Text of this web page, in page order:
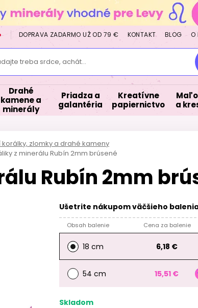
DOPRAVA ZADARMO UŽ OD 79 € KONTAKT BLOG O
treba srdce, achát...
Drahé
kamene a
minerály
Priadza a
galantéria
Kreatívne
papiernictvo
a
korálky, zlomky a drahé kameny
z minerálu Rubín 2mm brúsené
Rubín 2mm
Ušetrite nákupom väčšieho
Obsah balenie Cena za balenie
18 cm 6,18 €
54 cm 15,51 €
Skladom